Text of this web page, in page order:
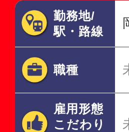
勤務地/
駅・路線
職種
雇用形態
こだわり